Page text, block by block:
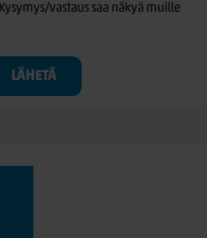
Kysymys/vastaus saa näkyä muille
LÄHETÄ